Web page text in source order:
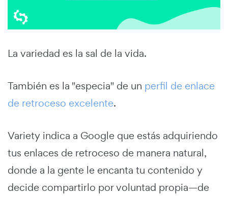
La variedad es la sal de la vida.
También es la "especia" de un perfil de enlace
de retroceso excelente.
Variety indica a Google que estás adquiriendo
tus enlaces de retroceso de manera natural,
donde a la gente le encanta tu contenido y
decide compartirlo por voluntad propia—de